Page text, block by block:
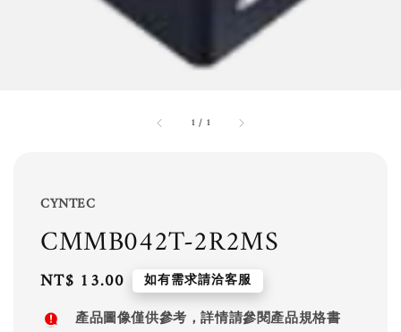
1 / 1
CYNTEC
CMMB042T-2R2MS
Regular
price
NT$ 13.00 如有需求請洽客服
產品圖像僅供參考，詳情請參閱產品規格書